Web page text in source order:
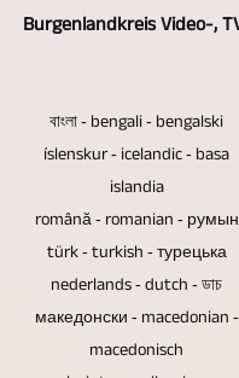
Burgenlandkreis Video-,
বাংলা ‐ bengali ‐ bengalski
íslenskur ‐ icelandic ‐ basa
islandia
română ‐ romanian ‐ румын
türk ‐ turkish ‐ турецька
nederlands ‐ dutch ‐ ডাচ
македонски ‐ macedonian ‐
macedonisch